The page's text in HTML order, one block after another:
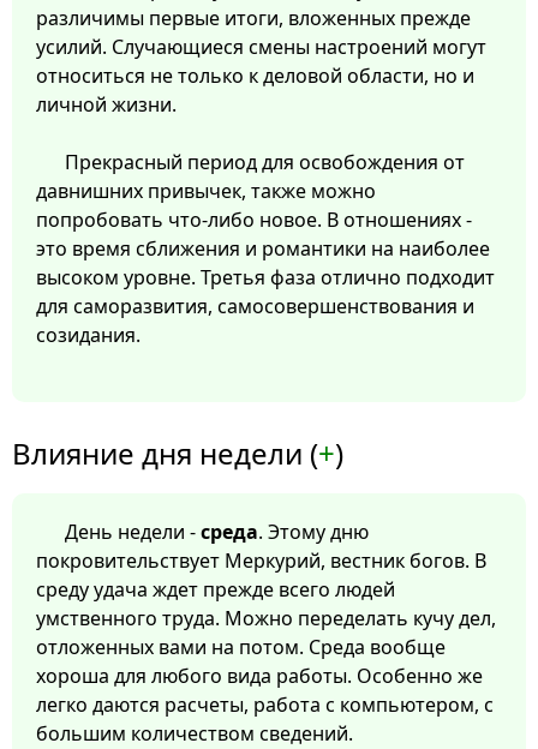
различимы первые итоги, вложенных прежде
усилий. Случающиеся смены настроений могут
относиться не только к деловой области, но и
личной жизни.
Прекрасный период для освобождения от
давнишних привычек, также можно
попробовать что-либо новое. В отношениях -
это время сближения и романтики на наиболее
высоком уровне. Третья фаза отлично подходит
для саморазвития, самосовершенствования и
созидания.
Влияние дня недели (+)
День недели -среда. Этому дню
покровительствует Меркурий, вестник богов. В
среду удача ждет прежде всего людей
умственного труда. Можно переделать кучу дел,
отложенных вами на потом. Среда вообще
хороша для любого вида работы. Особенно же
легко даются расчеты, работа с компьютером, с
большим количеством сведений.